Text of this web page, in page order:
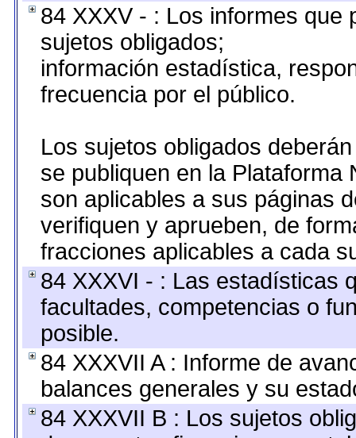
84 XXXV - : Los informes que
sujetos obligados;
información estadística,
frecuencia por el público.
Los sujetos obligados
se publiquen en la
son aplicables a sus páginas
verifiquen y aprueben, de
fracciones aplicables a cada
84 XXXVI - : Las estadísticas
facultades, competencias o
posible.
84 XXXVII A : Informe de
balances generales y su
84 XXXVII B : Los sujetos